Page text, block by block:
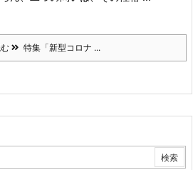
特集「新型コロナ ...